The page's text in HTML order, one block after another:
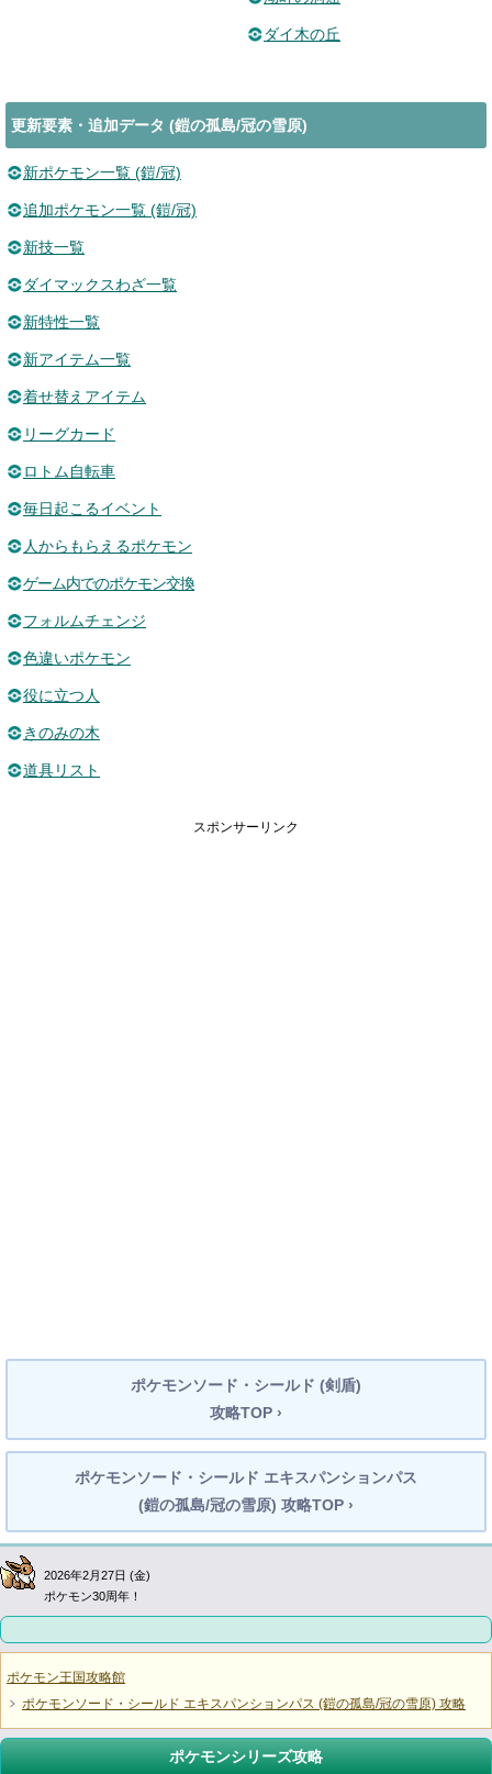
ダイ木の丘
更新要素・追加データ (鎧の孤島/冠の雪原)
新ポケモン一覧 (鎧/冠)
追加ポケモン一覧 (鎧/冠)
新技一覧
ダイマックスわざ一覧
新特性一覧
新アイテム一覧
着せ替えアイテム
リーグカード
ロトム自転車
毎日起こるイベント
人からもらえるポケモン
ゲーム内でのポケモン交換
フォルムチェンジ
色違いポケモン
役に立つ人
きのみの木
道具リスト
スポンサーリンク
ポケモンソード・シールド (剣盾)
攻略TOP ›
ポケモンソード・シールド エキスパンションパス
(鎧の孤島/冠の雪原) 攻略TOP ›
2026年2月27日 (金)
ポケモン30周年！
ポケモン王国攻略館
ポケモンソード・シールド エキスパンションパス (鎧の孤島/冠の雪原) 攻略
ポケモンシリーズ攻略